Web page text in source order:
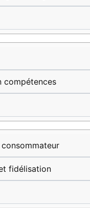
compétences
fidélisation